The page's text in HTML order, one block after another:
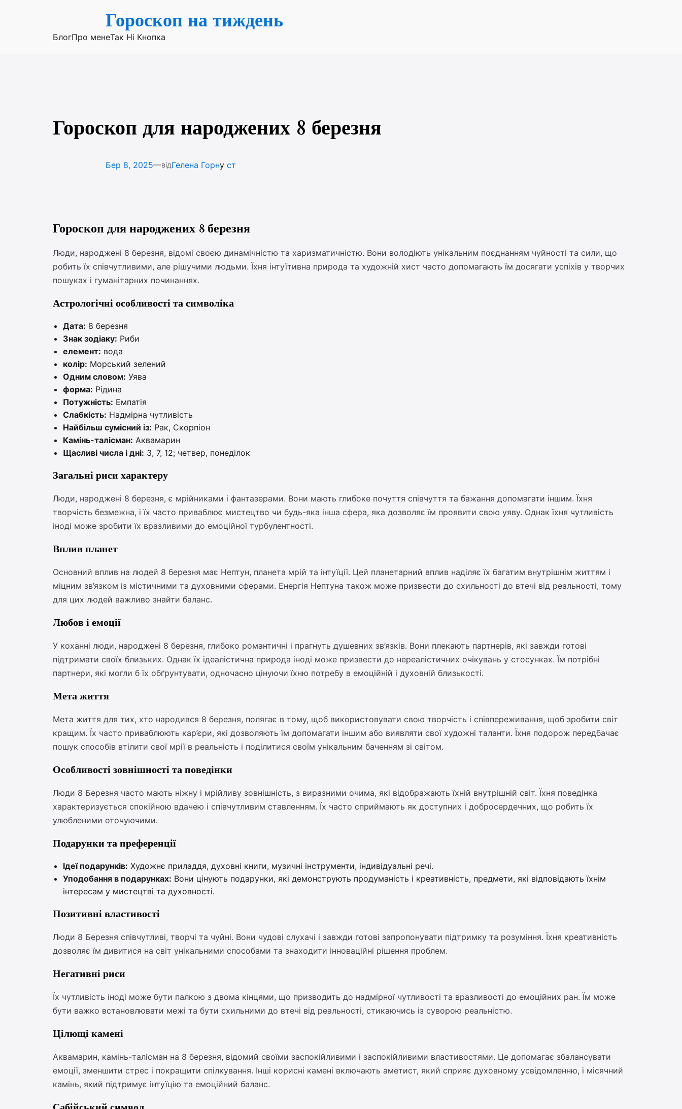
Гороскоп на тиждень
БлогПро менеТак Ні Кнопка
Гороскоп для народжених 8 березня
Бер 8, 2025—відГелена Горну ст
Гороскоп для народжених 8 березня
Люди, народжені 8 березня, відомі своєю динамічністю та харизматичністю. Вони володіють унікальним поєднанням чуйності та сили, що
робить їх співчутливими, але рішучими людьми. Їхня інтуїтивна природа та художній хист часто допомагають їм досягати успіхів у творчих
пошуках і гуманітарних починаннях.
Астрологічні особливості та символіка
Дата: 8 березня
Знак зодіаку: Риби
елемент: вода
колір: Морський зелений
Одним словом: Уява
форма: Рідина
Потужність: Емпатія
Слабкість: Надмірна чутливість
Найбільш сумісний із: Рак, Скорпіон
Камінь-талісман: Аквамарин
Щасливі числа і дні: 3, 7, 12; четвер, понеділок
Загальні риси характеру
Люди, народжені 8 березня, є мрійниками і фантазерами. Вони мають глибоке почуття співчуття та бажання допомагати іншим. Їхня
творчість безмежна, і їх часто приваблює мистецтво чи будь-яка інша сфера, яка дозволяє їм проявити свою уяву. Однак їхня чутливість
іноді може зробити їх вразливими до емоційної турбулентності.
Вплив планет
Основний вплив на людей 8 березня має Нептун, планета мрій та інтуїції. Цей планетарний вплив наділяє їх багатим внутрішнім життям і
міцним зв’язком із містичними та духовними сферами. Енергія Нептуна також може призвести до схильності до втечі від реальності, тому
для цих людей важливо знайти баланс.
Любов і емоції
У коханні люди, народжені 8 березня, глибоко романтичні і прагнуть душевних зв’язків. Вони плекають партнерів, які завжди готові
підтримати своїх близьких. Однак їх ідеалістична природа іноді може призвести до нереалістичних очікувань у стосунках. Їм потрібні
партнери, які могли б їх обґрунтувати, одночасно цінуючи їхню потребу в емоційній і духовній близькості.
Мета життя
Мета життя для тих, хто народився 8 березня, полягає в тому, щоб використовувати свою творчість і співпереживання, щоб зробити світ
кращим. Їх часто приваблюють кар’єри, які дозволяють їм допомагати іншим або виявляти свої художні таланти. Їхня подорож передбачає
пошук способів втілити свої мрії в реальність і поділитися своїм унікальним баченням зі світом.
Особливості зовнішності та поведінки
Люди 8 Березня часто мають ніжну і мрійливу зовнішність, з виразними очима, які відображають їхній внутрішній світ. Їхня поведінка
характеризується спокійною вдачею і співчутливим ставленням. Їх часто сприймають як доступних і добросердечних, що робить їх
улюбленими оточуючими.
Подарунки та преференції
Ідеї подарунків: Художнє приладдя, духовні книги, музичні інструменти, індивідуальні речі.
Уподобання в подарунках: Вони цінують подарунки, які демонструють продуманість і креативність, предмети, які відповідають їхнім
інтересам у мистецтві та духовності.
Позитивні властивості
Люди 8 Березня співчутливі, творчі та чуйні. Вони чудові слухачі і завжди готові запропонувати підтримку та розуміння. Їхня креативність
дозволяє їм дивитися на світ унікальними способами та знаходити інноваційні рішення проблем.
Негативні риси
Їх чутливість іноді може бути палкою з двома кінцями, що призводить до надмірної чутливості та вразливості до емоційних ран. Їм може
бути важко встановлювати межі та бути схильними до втечі від реальності, стикаючись із суворою реальністю.
Цілющі камені
Аквамарин, камінь-талісман на 8 березня, відомий своїми заспокійливими і заспокійливими властивостями. Це допомагає збалансувати
емоції, зменшити стрес і покращити спілкування. Інші корисні камені включають аметист, який сприяє духовному усвідомленню, і місячний
камінь, який підтримує інтуїцію та емоційний баланс.